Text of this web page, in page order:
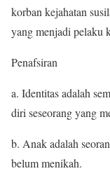
korban kejahatan
yang menjadi pelaku
Penafsiran
a. Identitas adalah
diri seseorang yang
b. Anak adalah
belum menikah.